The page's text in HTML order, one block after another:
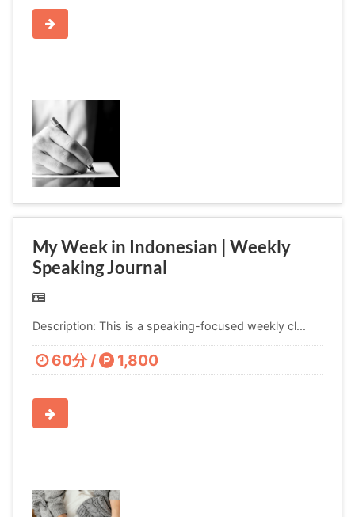
My Week in Indonesian | Weekly
Speaking Journal
Description: This is a speaking-focused weekly cl...
60分 / 1,800